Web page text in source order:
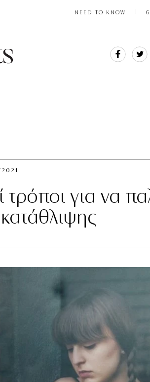
NEED TO KNOW
Share
τρόποι για να